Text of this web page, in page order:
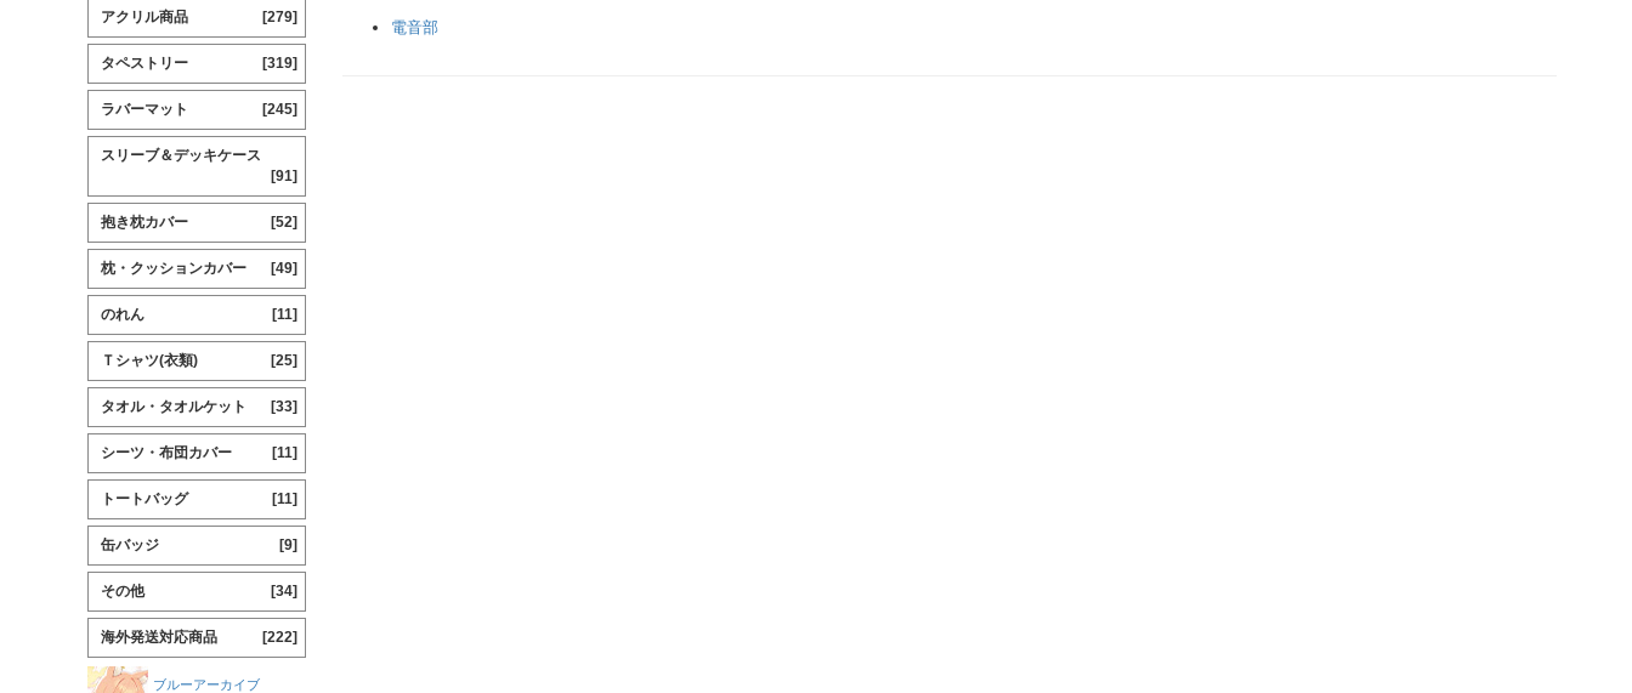
電音部
アクリル商品 [279]
タペストリー [319]
ラバーマット [245]
スリーブ＆デッキケース
[91]
抱き枕カバー [52]
枕・クッションカバー [49]
のれん [11]
Ｔシャツ(衣類) [25]
タオル・タオルケット [33]
シーツ・布団カバー [11]
トートバッグ [11]
缶バッジ [9]
その他 [34]
海外発送対応商品 [222]
ブルーアーカイブ